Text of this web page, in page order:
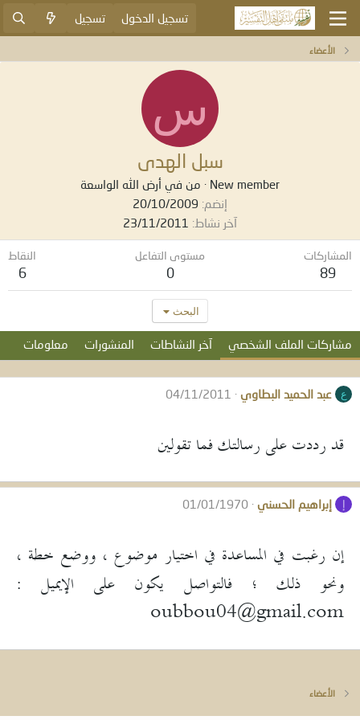
تسجيل الدخول تسجيل
الأعضاء
س
سبل الهدى
New member
· من في أرض الله الواسعة
إنضم 20/10/2009
آخر نشاط
23/11/2011
المشاركات
89
مستوى التفاعل
0
النقاط
6
البحث
مشاركات الملف الشخصي آخر النشاطات المنشورات معلومات
ع عبد الحميد البطاوي 04/11/2011
قد رددت على رسالتك فما تقولين
إبراهيم الحسني 01/01/1970
إن رغبت في المساعدة في اختيار موضوع ، ووضع خطة ،
ونحو ذلك ؛ فالتواصل يكون على الإيميل :
oubbou04@gmail.com
الأعضاء